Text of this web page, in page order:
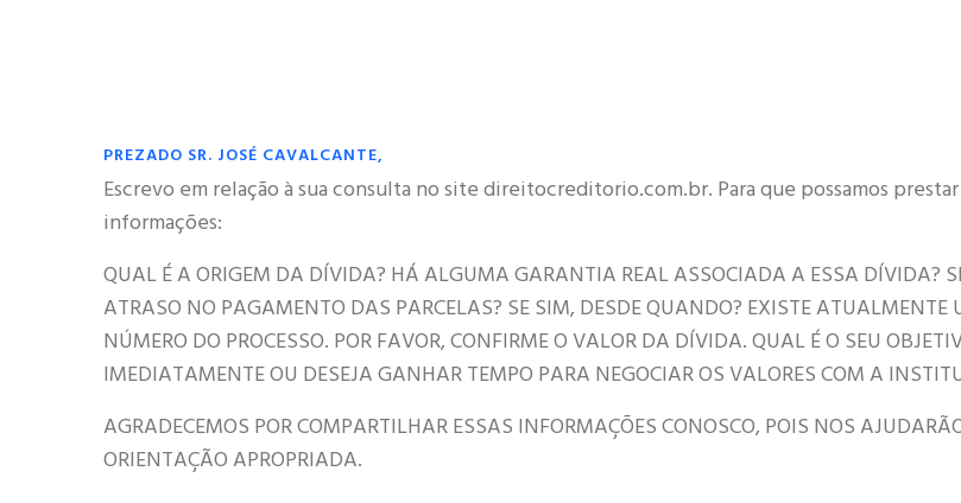
PREZADO SR. JOSÉ CAVALCANTE,
Escrevo em relação à sua consulta no site direitocreditorio.com.br. Para que possamos
informações:
QUAL É A ORIGEM DA DÍVIDA? HÁ ALGUMA GARANTIA REAL ASSOCIADA A ESSA DÍVIDA?
ATRASO NO PAGAMENTO DAS PARCELAS? SE SIM, DESDE QUANDO? EXISTE
NÚMERO DO PROCESSO. POR FAVOR, CONFIRME O VALOR DA DÍVIDA. QUAL É O SEU
IMEDIATAMENTE OU DESEJA GANHAR TEMPO PARA NEGOCIAR OS VALORES COM A
AGRADECEMOS POR COMPARTILHAR ESSAS INFORMAÇÕES CONOSCO, POIS NOS
ORIENTAÇÃO APROPRIADA.